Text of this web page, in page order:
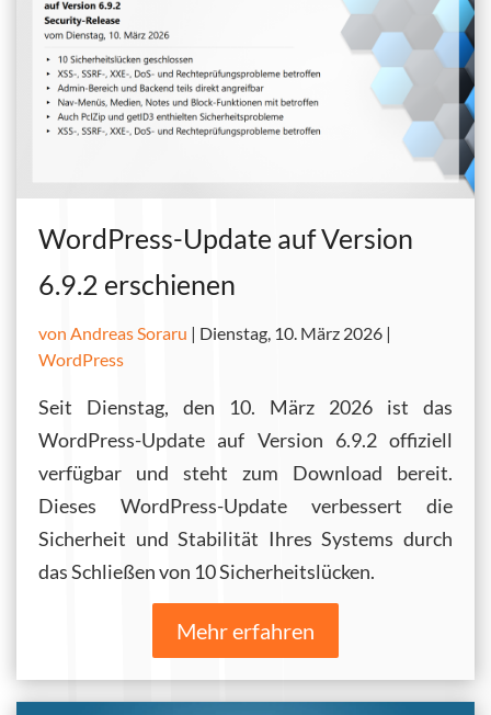
WordPress-Update auf Version
6.9.2 erschienen
von Andreas Soraru | Dienstag, 10. März 2026 |
WordPress
Seit Dienstag, den 10. März 2026 ist das
WordPress-Update auf Version 6.9.2 offiziell
verfügbar und steht zum Download bereit.
Dieses WordPress-Update verbessert die
Sicherheit und Stabilität Ihres Systems durch
das Schließen von 10 Sicherheitslücken.
Mehr erfahren